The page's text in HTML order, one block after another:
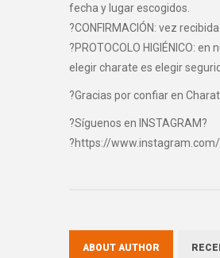
fecha y lugar escogidos.
?CONFIRMACIÓN: vez
?PROTOCOLO HIGIÉNICO:
elegir charate es elegir
?Gracias por confiar en
?Síguenos en INSTAGRAM?
?https://
ABOUT AUTHOR